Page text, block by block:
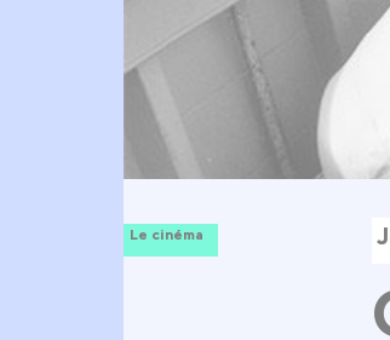
Le cinéma